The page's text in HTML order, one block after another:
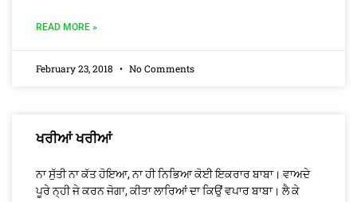
READ MORE »
February 23, 2018 No Comments
ਖਰੀਆਂ ਖਰੀਆਂ
ਨਾ ਸੁੱਤੀ ਨਾ ਕੱਤ ਹੋਇਆ, ਨਾ ਹੀ ਨਿਭਿਆ ਕੋਈ ਇਕਰਾਰ ਬਾਬਾ। ਵਾਅਦੇ
ਪੂਰੇ ਨ੍ਹੀ ਜੇ ਕਰਨ ਜੋਗਾ, ਕੀਤਾ ਲਾਰਿਆਂ ਦਾ ਕਿਉਂ ਵਪਾਰ ਬਾਬਾ। ਲੈ ਕੇ